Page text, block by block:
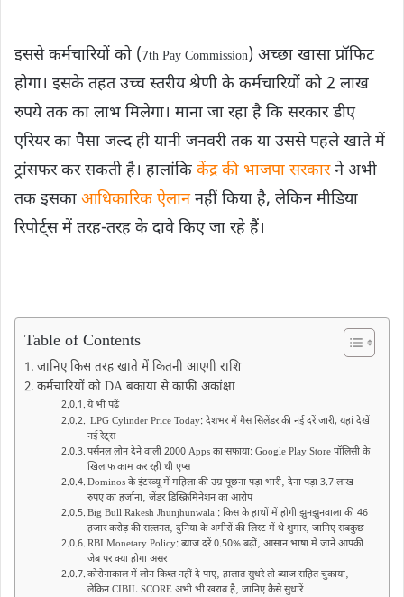
इससे कर्मचारियों को (7th Pay Commission) अच्छा खासा प्रॉफिट
होगा। इसके तहत उच्च स्तरीय श्रेणी के कर्मचारियों को 2 लाख
रुपये तक का लाभ मिलेगा। माना जा रहा है कि सरकार डीए
एरियर का पैसा जल्द ही यानी जनवरी तक या उससे पहले खाते में
ट्रांसफर कर सकती है। हालांकि केंद्र की भाजपा सरकारने अभी
तक इसका आधिकारिक ऐलाननहीं किया है, लेकिन मीडिया
रिपोर्ट्स में तरह-तरह के दावे किए जा रहे हैं।
Table of Contents
जानिए किस तरह खाते में कितनी आएगी राशि
कर्मचारियों को DA बकाया से काफी अकांक्षा
ये भी पढ़ें
LPG Cylinder Price Today: देशभर में गैस सिलेंडर की नई दरें जारी, यहां देखें
नई रेट्स
पर्सनल लोन देने वाली 2000 Apps का सफाया: Google Play Store पॉलिसी के
खिलाफ काम कर रहीं थी एप्स
Dominos के इंटरव्यू में महिला की उम्र पूछना पड़ा भारी‚ देना पड़ा 3.7 लाख
रुपए का हर्जाना‚ जेंडर डिस्क्रिमिनेशन का आरोप
Big Bull Rakesh Jhunjhunwala : किस के हाथों में हाेगी झुनझुनवाला की 46
हजार करोड़ की सल्तनत‚ दुनिया के अमीरों की लिस्ट में थे शुमार‚ जानिए सबकुछ
RBI Monetary Policy: ब्याज दरें 0.50% बढ़ीं‚ आसान भाषा में जानें आपकी
जेब पर क्या होगा असर
कोरोनाकाल में लोन किश्त नहीं दे पाए‚ हालात सुधरे तो ब्याज सहित चुकाया‚
लेकिन CIBIL SCORE अभी भी खराब है‚ जानिए कैसे सुधारें